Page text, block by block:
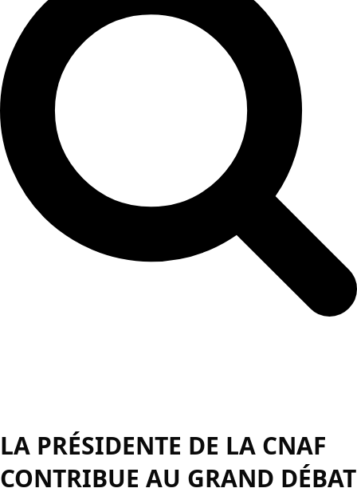
LA PRÉSIDENTE DE LA CNAF
CONTRIBUE AU GRAND DÉBAT